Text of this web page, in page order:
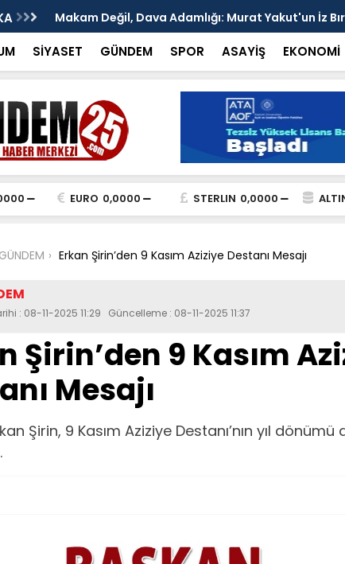
TÜRKAV Erzurum Şubesi'nden Enver Paşa'yı Anma
ve Terakki Konferansı
SİYASET GÜNDEM SPOR ASAYİŞ EKONOMİ
EURO 0,0000 STERLIN 0,0000
GÜNDEM Erkan Şirin’den 9 Kasım Aziziye Destanı Mesajı
: 08-11-2025 11:29 Güncelleme : 08-11-2025 11:37
Şirin’den 9 Kasım
Mesajı
Şirin, 9 Kasım Aziziye Destanı’nın yıl